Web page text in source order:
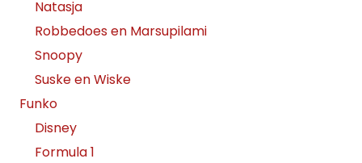
Natasja
Robbedoes en Marsupilami
Snoopy
Suske en Wiske
Funko
Disney
Formula 1